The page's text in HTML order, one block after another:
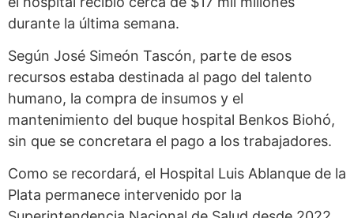
durante la última semana.
Según José Simeón Tascón, parte de esos
recursos estaba destinada al pago del talento
humano, la compra de insumos y el
mantenimiento del buque hospital Benkos Biohó,
sin que se concretara el pago a los trabajadores.
Como se recordará, el Hospital Luis Ablanque de la
Plata permanece intervenido por la